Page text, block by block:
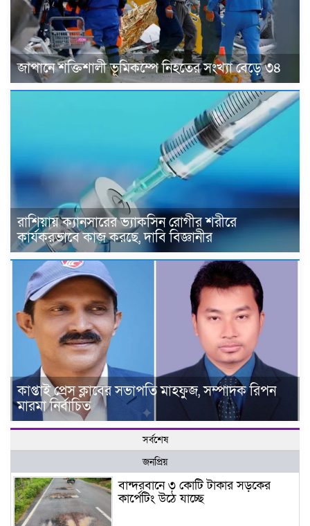
জাপানে শক্তিশালী ভূমিকম্পে নিহতের সংখ্যা বেড়ে ৩৪
রাশিয়ায় ক্যানসারের ভ্যাকসিন রোগীর শরীরে
কার্যকরভাবে কাজ করছে, দাবি বিজ্ঞানীর
কাপ্তাই প্রেস ক্লাবের সভাপতি মাহফুজ, সম্পাদক রিপন
মারমা নির্বাচিত
সর্বশেষ
জনপ্রিয়
বান্দরবানে ৩ কোটি টাকার সড়কের
কার্পেটিং উঠে যাচ্ছে